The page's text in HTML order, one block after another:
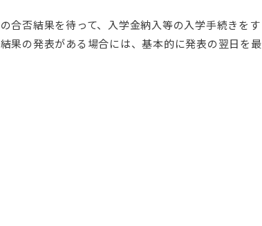
合否結果を待って、入学金納入等の入学手続きをす
果の発表がある場合には、基本的に発表の翌日を最